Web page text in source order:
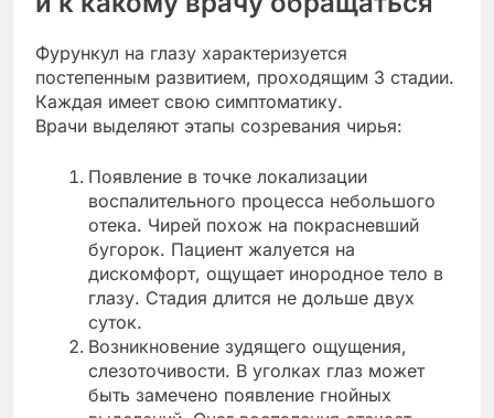
Фурункул на глазу характеризуется
постепенным развитием, проходящим 3 стадии.
Каждая имеет свою симптоматику.
Врачи выделяют этапы созревания чирья:
Появление в точке локализации
воспалительного процесса небольшого
отека. Чирей похож на покрасневший
бугорок. Пациент жалуется на
дискомфорт, ощущает инородное тело в
глазу. Стадия длится не дольше двух
суток.
Возникновение зудящего ощущения,
слезоточивости. В уголках глаз может
быть замечено появление гнойных